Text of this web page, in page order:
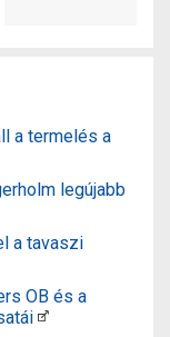
a termelés a
legújabb
a tavaszi
OB és a